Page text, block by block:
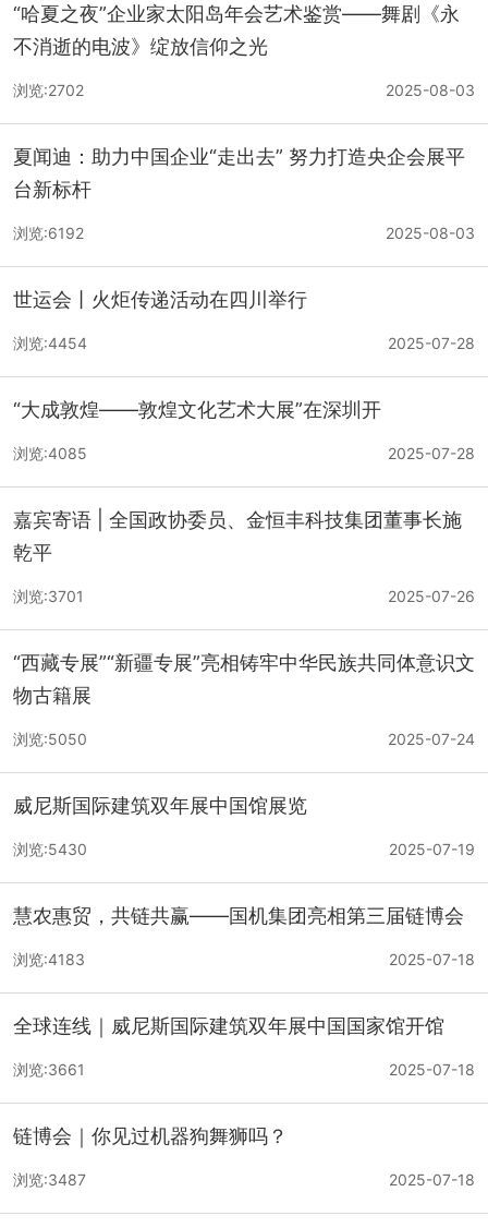
“哈夏之夜”企业家太阳岛年会艺术鉴赏——舞剧《永
不消逝的电波》绽放信仰之光
2025-08-03
浏览:2702
夏闻迪：助力中国企业“走出去” 努力打造央企会展平
台新标杆
2025-08-03
浏览:6192
世运会丨火炬传递活动在四川举行
2025-07-28
浏览:4454
“大成敦煌——敦煌文化艺术大展”在深圳开
2025-07-28
浏览:4085
嘉宾寄语 | 全国政协委员、金恒丰科技集团董事长施
乾平
2025-07-26
浏览:3701
“西藏专展”“新疆专展”亮相铸牢中华民族共同体意识文
物古籍展
2025-07-24
浏览:5050
威尼斯国际建筑双年展中国馆展览
2025-07-19
浏览:5430
慧农惠贸，共链共赢——国机集团亮相第三届链博会
2025-07-18
浏览:4183
全球连线｜威尼斯国际建筑双年展中国国家馆开馆
2025-07-18
浏览:3661
链博会｜你见过机器狗舞狮吗？
2025-07-18
浏览:3487